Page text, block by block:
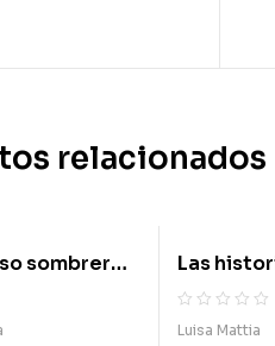
relacionados
sombrero
Las
de la
Luisa Mattia